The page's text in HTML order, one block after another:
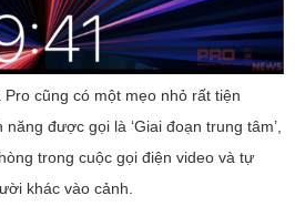
cũng có một mẹo nhỏ rất tiện
được gọi là ‘Giai đoạn trung tâm’,
trong cuộc gọi điện video và tự
khác vào cảnh.